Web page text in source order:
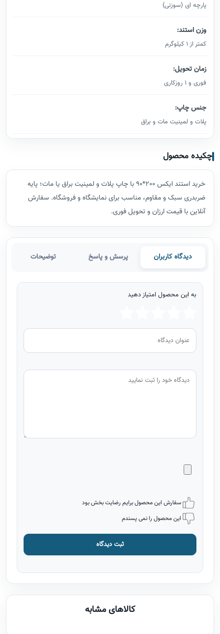
پارچه ای (سوزنی)
وزن استند:
کمتر از 1 کیلوگرم
زمان تحویل:
فوری و 1 روزکاری
جنس چاپ:
پلات و لمینیت مات و براق
چکیده محصول
خرید استند ایکس 200*90 با چاپ پلات و لمینیت براق یا مات؛ پایه
ضربدری سبک و مقاوم، مناسب برای نمایشگاه و فروشگاه. سفارش
آنلاین با قیمت ارزان و تحویل فوری.
دیدگاه کاربران پرسش و پاسخ توضیحات
به این محصول امتیاز دهید
سفارش این محصول برایم رضایت بخش بود
این محصول را نمی پسندم
ثبت دیدگاه
کالاهای مشابه